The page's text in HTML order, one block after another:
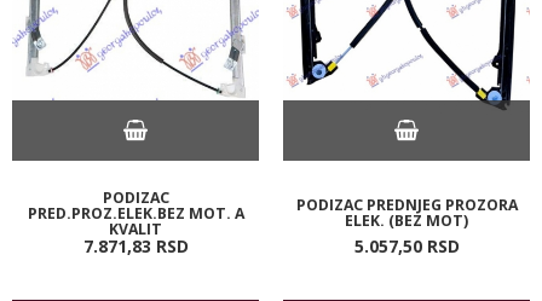
PODIZAC
PRED.PROZ.ELEK.BEZ MOT. A
KVALIT
7.871,83 RSD
PODIZAC PREDNJEG PROZORA
ELEK. (BEZ MOT)
5.057,50 RSD